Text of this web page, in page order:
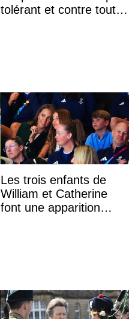
tolérant et contre toute
Les trois enfants de
William et Catherine
font une apparition